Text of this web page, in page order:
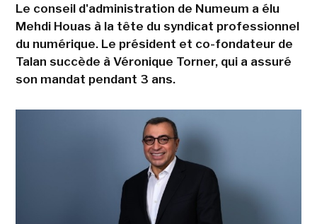
Le conseil d'administration de Numeum a élu
Mehdi Houas à la tête du syndicat professionnel
du numérique. Le président et co-fondateur de
Talan succède à Véronique Torner, qui a assuré
son mandat pendant 3 ans.